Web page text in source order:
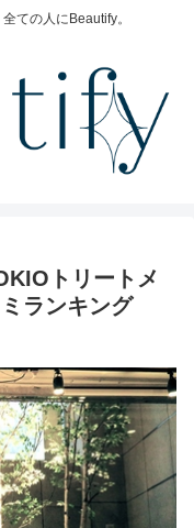
ての人にBeautify。
トリートメ
ランキング